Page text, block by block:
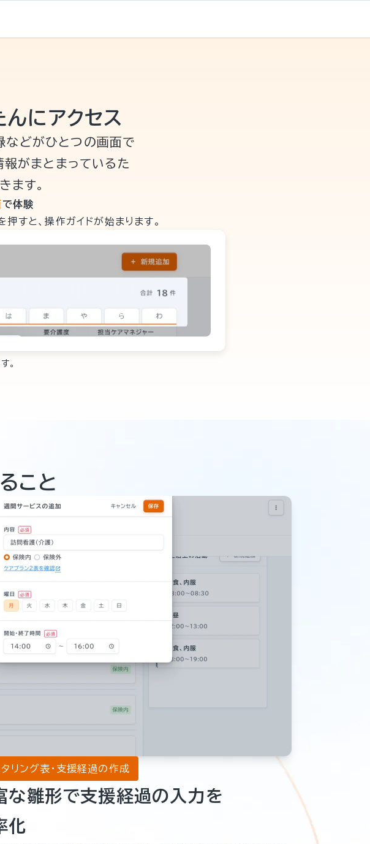
んにアクセス
などがひとつの画面で
がまとまっているた
ます。
で体験
すと、操作ガイドが始まります。
。
こと
リング表・支援経過の作成
な雛形で支援経過の入力を
化